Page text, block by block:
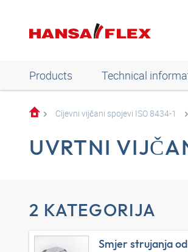
Products Technical
Cijevni vijčani spojevi ISO 8434-1
UVRTNI
2 KATEGORIJA
Smjer strujanja